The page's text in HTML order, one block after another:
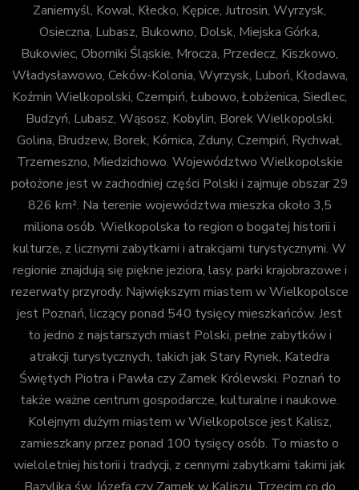
Zaniemyśl, Kowal, Kłecko, Kępice, Jutrosin, Wyrzysk,
Osieczna, Lubasz, Bukowno, Dolsk, Miejska Górka,
Bukowiec, Oborniki Śląskie, Mrocza, Przedecz, Kiszkowo,
Władysławowo, Ceków-Kolonia, Wyrzysk, Luboń, Kłodawa,
Koźmin Wielkopolski, Czempiń, Łubowo, Łobżenica, Siedlec,
Budzyń, Lubasz, Wąsosz, Kobylin, Borek Wielkopolski,
Golina, Brudzew, Borek, Kórnica, Zduny, Czempiń, Rychwał,
Trzemeszno, Miedzichowo. Województwo Wielkopolskie
położone jest w zachodniej części Polski i zajmuje obszar 29
826 km². Na terenie województwa mieszka około 3,5
miliona osób. Wielkopolska to region o bogatej historii i
kulturze, z licznymi zabytkami i atrakcjami turystycznymi. W
regionie znajdują się piękne jeziora, lasy, parki krajobrazowe i
rezerwaty przyrody. Największym miastem w Wielkopolsce
jest Poznań, liczący ponad 540 tysięcy mieszkańców. Jest
to jedno z najstarszych miast Polski, pełne zabytków i
atrakcji turystycznych, takich jak Stary Rynek, Katedra
Świętych Piotra i Pawła czy Zamek Królewski. Poznań to
także ważne centrum gospodarcze, kulturalne i naukowe.
Kolejnym dużym miastem w Wielkopolsce jest Kalisz,
zamieszkany przez ponad 100 tysięcy osób. To miasto o
wieloletniej historii i tradycji, z cennymi zabytkami takimi jak